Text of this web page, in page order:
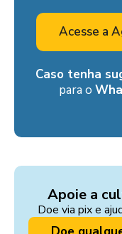
Acesse a
Caso tenha
para o
Apoie a
Doe via pix e